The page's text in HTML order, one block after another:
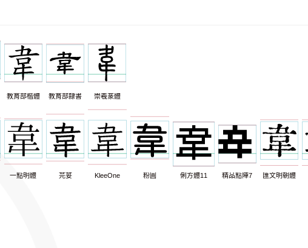
教育部楷體 教育部隸書 崇羲篆體
一點明體 芫荽 KleeOne 粉圓 俐方體11 精品點陣7 匯文明朝體